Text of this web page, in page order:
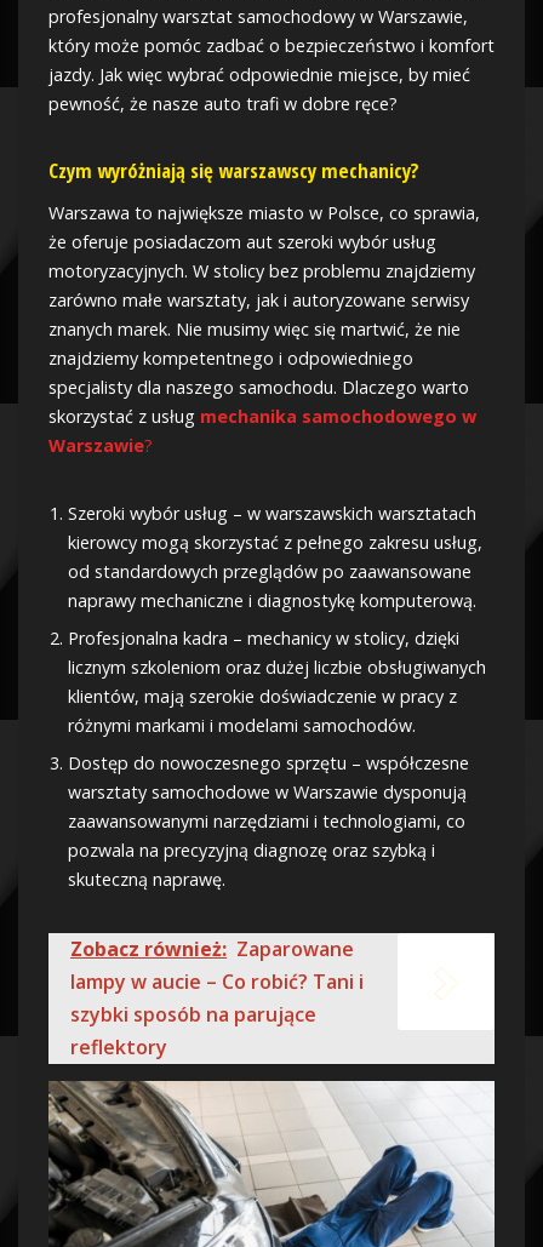
profesjonalny warsztat samochodowy w Warszawie,
który może pomóc zadbać o bezpieczeństwo i komfort
jazdy. Jak więc wybrać odpowiednie miejsce, by mieć
pewność, że nasze auto trafi w dobre ręce?
Czym wyróżniają się warszawscy mechanicy?
Warszawa to największe miasto w Polsce, co sprawia,
że oferuje posiadaczom aut szeroki wybór usług
motoryzacyjnych. W stolicy bez problemu znajdziemy
zarówno małe warsztaty, jak i autoryzowane serwisy
znanych marek. Nie musimy więc się martwić, że nie
znajdziemy kompetentnego i odpowiedniego
specjalisty dla naszego samochodu. Dlaczego warto
skorzystać z usług mechanika samochodowego w
Warszawie?
Szeroki wybór usług – w warszawskich warsztatach
kierowcy mogą skorzystać z pełnego zakresu usług,
od standardowych przeglądów po zaawansowane
naprawy mechaniczne i diagnostykę komputerową.
Profesjonalna kadra – mechanicy w stolicy, dzięki
licznym szkoleniom oraz dużej liczbie obsługiwanych
klientów, mają szerokie doświadczenie w pracy z
różnymi markami i modelami samochodów.
Dostęp do nowoczesnego sprzętu – współczesne
warsztaty samochodowe w Warszawie dysponują
zaawansowanymi narzędziami i technologiami, co
pozwala na precyzyjną diagnozę oraz szybką i
skuteczną naprawę.
Zobacz również: Zaparowane
lampy w aucie – Co robić? Tani i
szybki sposób na parujące
reflektory